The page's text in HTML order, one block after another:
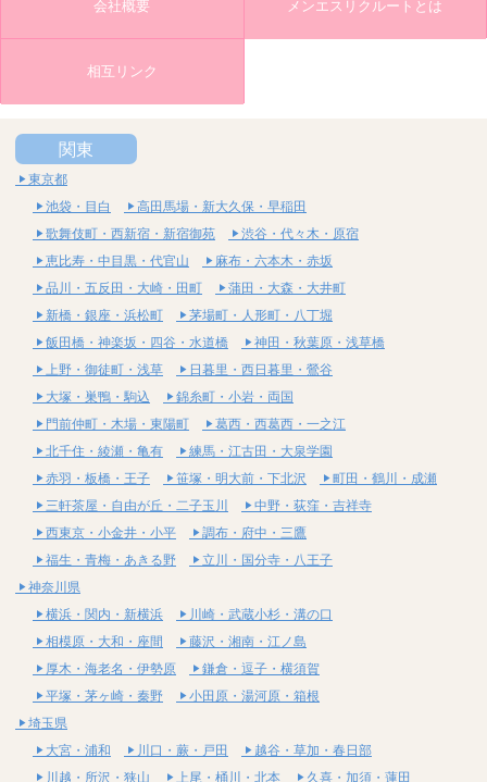
会社概要 メンエスリクルートとは
相互リンク
関東
東京都
池袋・目白
高田馬場・新大久保・早稲田
歌舞伎町・西新宿・新宿御苑
渋谷・代々木・原宿
恵比寿・中目黒・代官山
麻布・六本木・赤坂
品川・五反田・大崎・田町
蒲田・大森・大井町
新橋・銀座・浜松町
茅場町・人形町・八丁堀
飯田橋・神楽坂・四谷・水道橋
神田・秋葉原・浅草橋
上野・御徒町・浅草
日暮里・西日暮里・鶯谷
大塚・巣鴨・駒込
錦糸町・小岩・両国
門前仲町・木場・東陽町
葛西・西葛西・一之江
北千住・綾瀬・亀有
練馬・江古田・大泉学園
赤羽・板橋・王子
笹塚・明大前・下北沢
町田・鶴川・成瀬
三軒茶屋・自由が丘・二子玉川
中野・荻窪・吉祥寺
西東京・小金井・小平
調布・府中・三鷹
福生・青梅・あきる野
立川・国分寺・八王子
神奈川県
横浜・関内・新横浜
川崎・武蔵小杉・溝の口
相模原・大和・座間
藤沢・湘南・江ノ島
厚木・海老名・伊勢原
鎌倉・逗子・横須賀
平塚・茅ヶ崎・秦野
小田原・湯河原・箱根
埼玉県
大宮・浦和
川口・蕨・戸田
越谷・草加・春日部
川越・所沢・狭山
上尾・桶川・北本 久喜・加須・蓮田